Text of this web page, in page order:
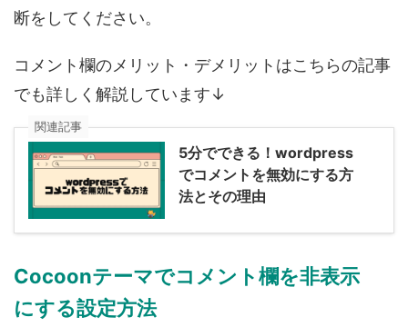
断をしてください。
コメント欄のメリット・デメリットはこちらの記事
でも詳しく解説しています↓
関連記事
5分でできる！wordpress
でコメントを無効にする方
法とその理由
Cocoonテーマでコメント欄を非表示
にする設定方法